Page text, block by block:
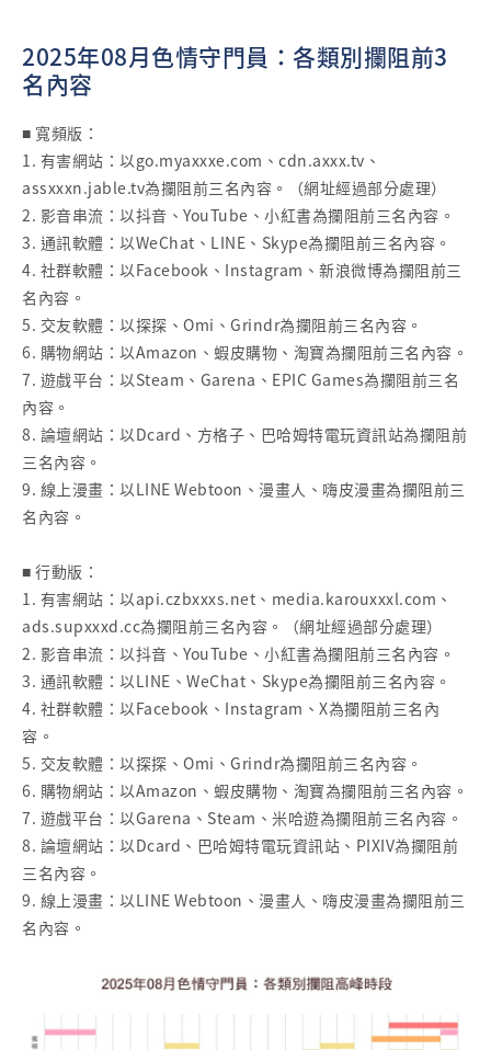
2025年08月色情守門員：各類別攔阻前3
名內容
■ 寬頻版：
1. 有害網站：以go.myaxxxe.com、cdn.axxx.tv、
assxxxn.jable.tv為攔阻前三名內容。（網址經過部分處理）
2. 影音串流：以抖音、YouTube、小紅書為攔阻前三名內容。
3. 通訊軟體：以WeChat、LINE、Skype為攔阻前三名內容。
4. 社群軟體：以Facebook、Instagram、新浪微博為攔阻前三
名內容。
5. 交友軟體：以探探、Omi、Grindr為攔阻前三名內容。
6. 購物網站：以Amazon、蝦皮購物、淘寶為攔阻前三名內容。
7. 遊戲平台：以Steam、Garena、EPIC Games為攔阻前三名
內容。
8. 論壇網站：以Dcard、方格子、巴哈姆特電玩資訊站為攔阻前
三名內容。
9. 線上漫畫：以LINE Webtoon、漫畫人、嗨皮漫畫為攔阻前三
名內容。
■ 行動版：
1. 有害網站：以api.czbxxxs.net、media.karouxxxl.com、
ads.supxxxd.cc為攔阻前三名內容。（網址經過部分處理）
2. 影音串流：以抖音、YouTube、小紅書為攔阻前三名內容。
3. 通訊軟體：以LINE、WeChat、Skype為攔阻前三名內容。
4. 社群軟體：以Facebook、Instagram、X為攔阻前三名內
容。
5. 交友軟體：以探探、Omi、Grindr為攔阻前三名內容。
6. 購物網站：以Amazon、蝦皮購物、淘寶為攔阻前三名內容。
7. 遊戲平台：以Garena、Steam、米哈遊為攔阻前三名內容。
8. 論壇網站：以Dcard、巴哈姆特電玩資訊站、PIXIV為攔阻前
三名內容。
9. 線上漫畫：以LINE Webtoon、漫畫人、嗨皮漫畫為攔阻前三
名內容。